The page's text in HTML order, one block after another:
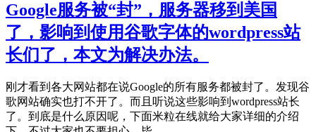
Google服务被“封”，服务器移到美国
了，影响到使用谷歌字体的wordpress站
长们了，本文为解决办法。
刚才看到各大网站都在说Google的所有服务都被封了。发现谷
歌网站确实也打不开了。而且听说这些影响到wordpress站长
了。到底是什么原因呢，下面米粒在线就给大家详细的介绍